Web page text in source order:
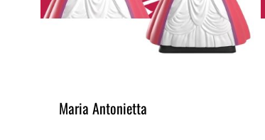
Maria Antonietta